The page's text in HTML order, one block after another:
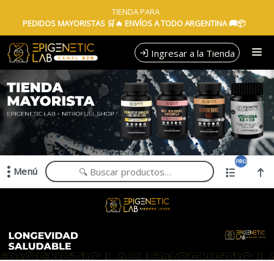
TIENDA PARA
PEDIDOS MAYORISTAS 🛒🔥 ENVÍOS A TODO ARGENTINA 🚚📦
Ingresar a la Tienda
CÓMO COMPRAR
QUIÉNES SOMOS
TIENDA MINORISTA
CONTACTO
Menú